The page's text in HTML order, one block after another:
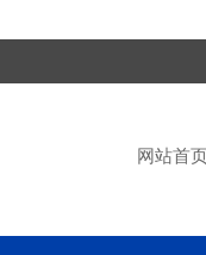
网站首